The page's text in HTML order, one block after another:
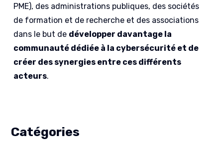
Catégories
PME), des administrations publiques, des sociétés
de formation et de recherche et des associations
dans le but de développer davantage la
communauté dédiée à la cybersécurité et de
créer des synergies entre ces différents
acteurs.